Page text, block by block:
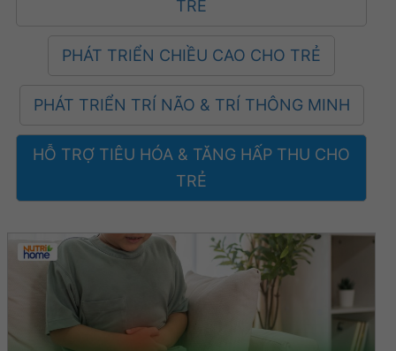
TRẺ
PHÁT TRIỂN CHIỀU CAO CHO TRẺ
PHÁT TRIỂN TRÍ NÃO & TRÍ THÔNG MINH
HỖ TRỢ TIÊU HÓA & TĂNG HẤP THU CHO
TRẺ